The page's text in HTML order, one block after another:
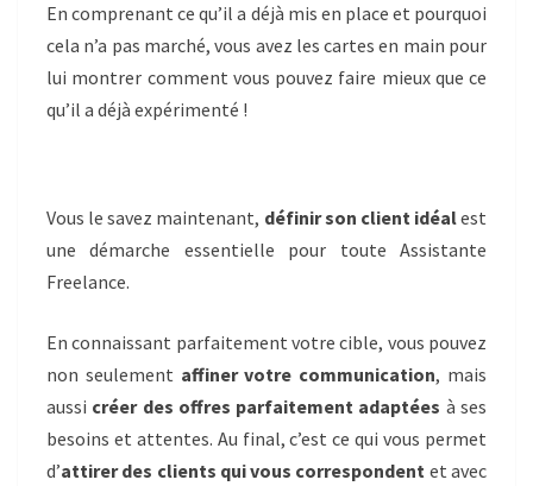
En comprenant ce qu’il a déjà mis en place et pourquoi
cela n’a pas marché, vous avez les cartes en main pour
lui montrer comment vous pouvez faire mieux que ce
qu’il a déjà expérimenté !
Vous le savez maintenant, définir son client idéalest
une démarche essentielle pour toute Assistante
Freelance.
En connaissant parfaitement votre cible, vous pouvez
non seulement affiner votre communication, mais
aussi créer des offres parfaitement adaptées à ses
besoins et attentes. Au final, c’est ce qui vous permet
d’attirer des clients qui vous correspondent et avec